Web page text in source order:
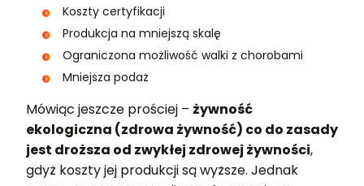
Koszty certyfikacji
Produkcja na mniejszą skalę
Ograniczona możliwość walki z chorobami
Mniejsza podaż
Mówiąc jeszcze prościej – żywność
ekologiczna (zdrowa żywność) co do zasady
jest droższa od zwykłej zdrowej żywności,
gdyż koszty jej produkcji są wyższe. Jednak